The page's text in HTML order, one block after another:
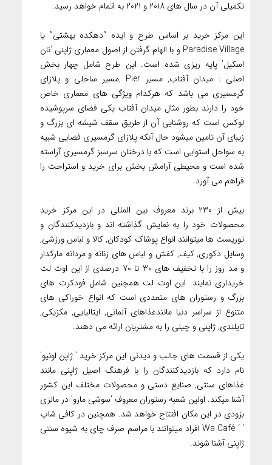
تکمیلی آن در سال های ۲۰۱۸ و ۲۰۲۱ به اتمام خواهد رسید.
این مرکز خرید بر اساس طرح و ایده “دهکده بهشتی” یا
Paradise Village و با الهام گرفتن از اصول معماری ژاپنی ‘نان
اسکیل’ پایه ریزی شده است. این طرح شامل چهار بخش
اصلی : میدان آفتاب, مسیر Pier ,مسیر ساحلی و پلازای
گرمسیری می باشد که هرکدام ویژگی های معماری خاص
خود را دارند بطور مثال میدان آفتاب یکی فضای سرپوشیده
لوکس است که روشنایی آن از طریق سقف شیشه ای بزرگ و
زیبای آن تامین میشود حال آنکه پلازای گرمسیری فضایی شبیه
به سواحل استوایی است که با درختان سرسبز گرمسیری آراسته
شده است و محیطی آرامش بخش برای خرید و استراحت را
فراهم می آورد.
بیش از ۲۳۰ برند معروف بین المللی در این مرکز خرید
محصولات خود را به نمایش گذاشته اند و بازدیدکنندگان و
توریست ها میتوانند انواع پوشاک کودکان, کالا و لباس ورزشی,
وسایل دکوری, کیف, کفش و لباس های زنانه و مردانه مارکدار
و مد روز را با تخفیف های ۳۰ تا ۷۰ درصدی از این اوت لت
خریداری نمایند. این اوت لت همچنین شامل فودکرت های
بزرگ و رستوران های متعددی است که انواع خوراکی های
متنوع از سراسر دنیا مانندغذاهای آلمانی, ایتالیایی, مکزیکی,
تایلندی, ژاپنی و چینی را به مشتریان ارائه می دهند.
یکی از قسمت های جالب و دیدنی این مرکز خرید ‘ ژاپن اونیو’
نام دارد که بازدیدکنندگان را با فرهنگ اصیل ژاپنی مانند
غذاهای سنتی, صنایع دستی و محصولات مختلف این کشور
آشنا میکند. اولین شعبه رستوران معروف ‘سوشی مارو’ در مالزی
بزودی در این مکان افتتاح خواهد شد. همچنین در کافی شاپ
‘ ‘ Wa Café افراد میتوانند با مراسم صرف چای به شیوه سنتی
ژاپنی آشنا شوند.